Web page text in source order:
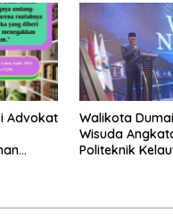
Advokat
Walikota
Wisuda
Politeknik